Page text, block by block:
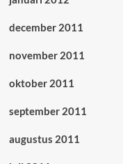
december 2011
november 2011
oktober 2011
september 2011
augustus 2011